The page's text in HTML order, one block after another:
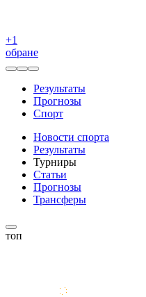
+1
обране
Результаты
Прогнозы
Спорт
Новости спорта
Результаты
Турниры
Статьи
Прогнозы
Трансферы
топ